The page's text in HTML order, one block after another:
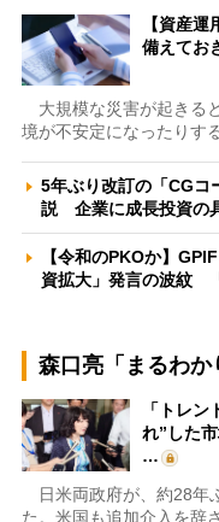
【資産
備えてお
大規模な災害が起きる
境が不安定になったりす
5年ぶり改訂の「CGコ
説 企業に成長投資の
【令和のPKOか】
資拡大」発言の波紋
森口亮「まるわか
「トレ
れ”した
…
日米両政府が、約28年
た。米国も追加介入を辞